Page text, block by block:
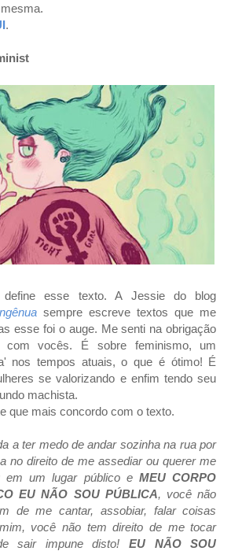
.
define esse texto. A Jessie do blog
sempre escreve textos que me
esse foi o auge. Me senti na obrigação
com vocês. É sobre feminismo, um
nos tempos atuais, o que é ótimo! É
se valorizando e enfim tendo seu
machista.
que mais concordo com o texto.
a ter medo de andar sozinha na rua por
no direito de me assediar ou querer me
um lugar público eMEU CORPO
EU NÃO SOU PÚBLICA, você não
de me cantar, assobiar, falar coisas
você não tem direito de me tocar
sair impune disto!EU NÃO SOU